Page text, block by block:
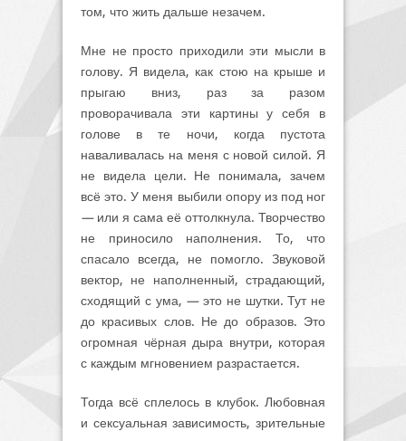
том, что жить дальше незачем.
Мне не просто приходили эти мысли в
голову. Я видела, как стою на крыше и
прыгаю вниз, раз за разом
проворачивала эти картины у себя в
голове в те ночи, когда пустота
наваливалась на меня с новой силой. Я
не видела цели. Не понимала, зачем
всё это. У меня выбили опору из под ног
—или я сама её оттолкнула. Творчество
не приносило наполнения. То, что
спасало всегда, не помогло. Звуковой
вектор, не наполненный, страдающий,
сходящий с ума, —это не шутки. Тут не
до красивых слов. Не до образов. Это
огромная чёрная дыра внутри, которая
с каждым мгновением разрастается.
Тогда всё сплелось в клубок. Любовная
и сексуальная зависимость, зрительные